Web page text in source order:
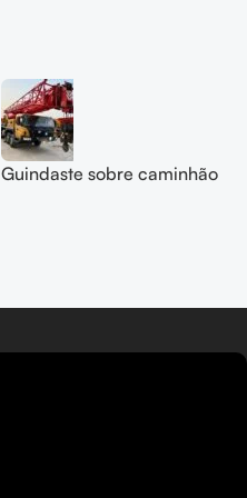
Guindaste sobre caminhão